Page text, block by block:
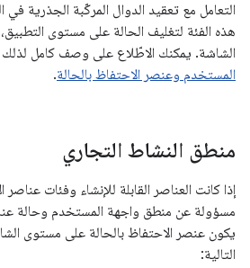
التعامل مع تعقيد الدوال المركّبة الجذرية
هذه الفئة لتغليف الحالة على مستوى
الشاشة. يمكنك الاطّلاع على وصف كامل
المستخدم وعنصر الاحتفاظ بالحالة.
منطق النشاط التجاري
إذا كانت العناصر القابلة للإنشاء وفئات عناصر
مسؤولة عن منطق واجهة المستخدم وحالة
يكون عنصر الاحتفاظ بالحالة على مستوى
التالية: